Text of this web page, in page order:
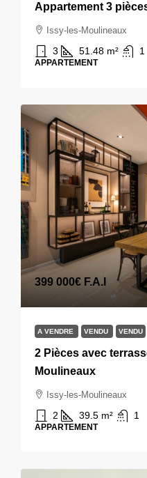
Appartement 3
Issy-les-Moulineaux
3 51.48 m² 1
APPARTEMENT
399 000€ F.A.I
A VENDRE VENDU VENDU
2 Pièces avec
Moulineaux
Issy-les-Moulineaux
2 39.5 m² 1
APPARTEMENT